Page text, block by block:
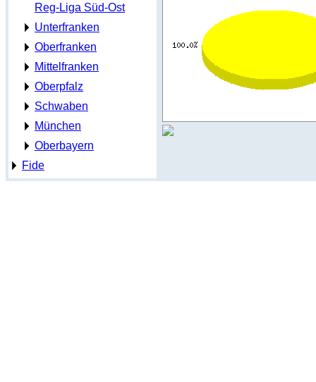
Reg-Liga Süd-Ost
Unterfranken
Oberfranken
Mittelfranken
Oberpfalz
Schwaben
München
Oberbayern
Fide